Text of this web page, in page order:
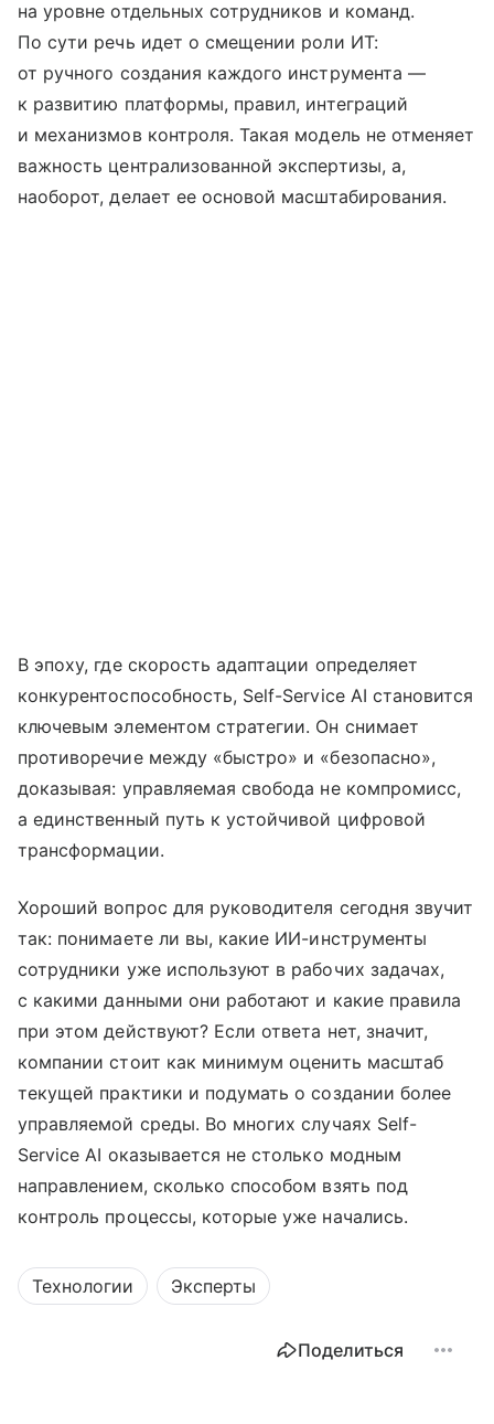
на уровне отдельных сотрудников и команд.
По сути речь идет о смещении роли ИТ:
от ручного создания каждого инструмента —
к развитию платформы, правил, интеграций
и механизмов контроля. Такая модель не отменяет
важность централизованной экспертизы, а,
наоборот, делает ее основой масштабирования.
В эпоху, где скорость адаптации определяет
конкурентоспособность, Self-Service AI становится
ключевым элементом стратегии. Он снимает
противоречие между «быстро» и «безопасно»,
доказывая: управляемая свобода не компромисс,
а единственный путь к устойчивой цифровой
трансформации.
Хороший вопрос для руководителя сегодня звучит
так: понимаете ли вы, какие ИИ-инструменты
сотрудники уже используют в рабочих задачах,
с какими данными они работают и какие правила
при этом действуют? Если ответа нет, значит,
компании стоит как минимум оценить масштаб
текущей практики и подумать о создании более
управляемой среды. Во многих случаях Self-
Service AI оказывается не столько модным
направлением, сколько способом взять под
контроль процессы, которые уже начались.
Технологии Эксперты
Поделиться